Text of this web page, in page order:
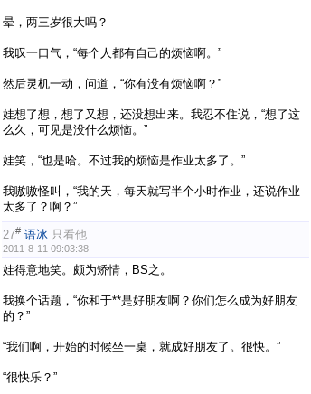
晕，两三岁很大吗？
我叹一口气，“每个人都有自己的烦恼啊。”
然后灵机一动，问道，“你有没有烦恼啊？”
娃想了想，想了又想，还没想出来。我忍不住说，“想了这
么久，可见是没什么烦恼。”
娃笑，“也是哈。不过我的烦恼是作业太多了。”
我嗷嗷怪叫，“我的天，每天就写半个小时作业，还说作业
太多了？啊？”
27# 语冰 只看他
2011-8-11 09:03:38
娃得意地笑。颇为矫情，BS之。
我换个话题，“你和于**是好朋友啊？你们怎么成为好朋友
的？”
“我们啊，开始的时候坐一桌，就成好朋友了。很快。”
“很快乐？”